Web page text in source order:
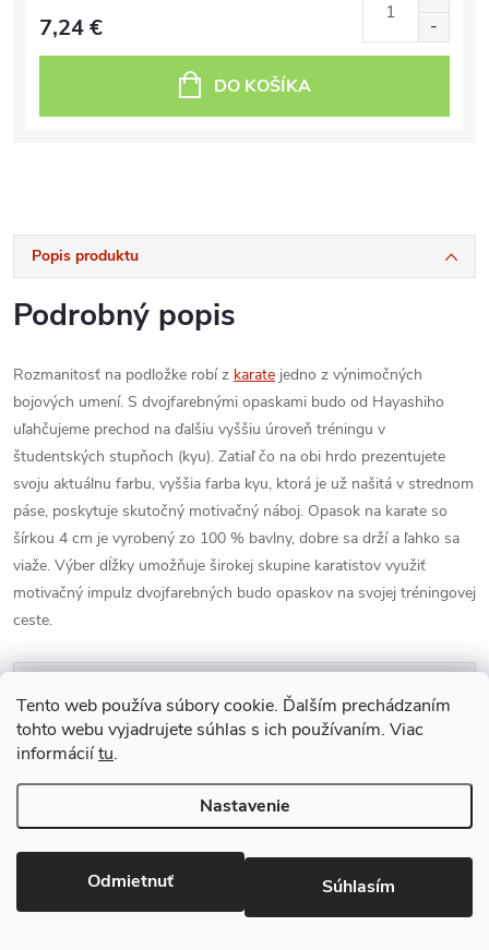
Tento web používa súbory cookie. Ďalším prechádzaním
tohto webu vyjadrujete súhlas s ich používaním. Viac
informáciítu.
Nastavenie
Odmietnuť Súhlasím
7,24 €
DO KOŠÍKA
Popis produktu
Podrobný popis
Rozmanitosť na podložke robí z karate jedno z výnimočných
bojových umení. S dvojfarebnými opaskami budo od Hayashiho
uľahčujeme prechod na ďalšiu vyššiu úroveň tréningu v
študentských stupňoch (kyu). Zatiaľ čo na obi hrdo prezentujete
svoju aktuálnu farbu, vyššia farba kyu, ktorá je už našitá v strednom
páse, poskytuje skutočný motivačný náboj. Opasok na karate so
šírkou 4 cm je vyrobený zo 100 % bavlny, dobre sa drží a ľahko sa
viaže. Výber dĺžky umožňuje širokej skupine karatistov využiť
motivačný impulz dvojfarebných budo opaskov na svojej tréningovej
ceste.
Diskusia